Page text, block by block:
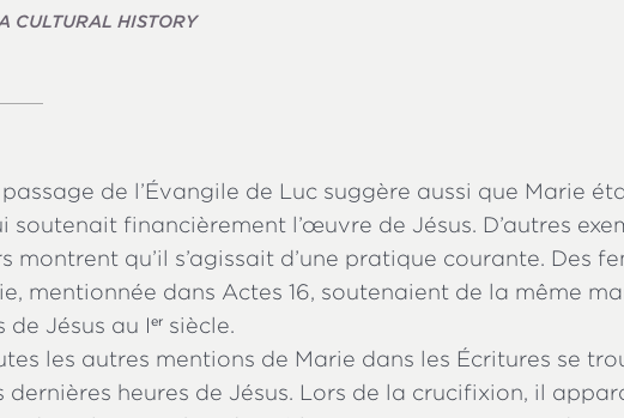
CULTURAL HISTORY
passage de l’Évangile de Luc suggère aussi que Marie
soutenait financièrement l’œuvre de Jésus. D’autres
montrent qu’il s’agissait d’une pratique courante. Des
mentionnée dans Actes 16, soutenaient de la même
de Jésus au Ier siècle.
les autres mentions de Marie dans les Écritures se
dernières heures de Jésus. Lors de la crucifixion, il